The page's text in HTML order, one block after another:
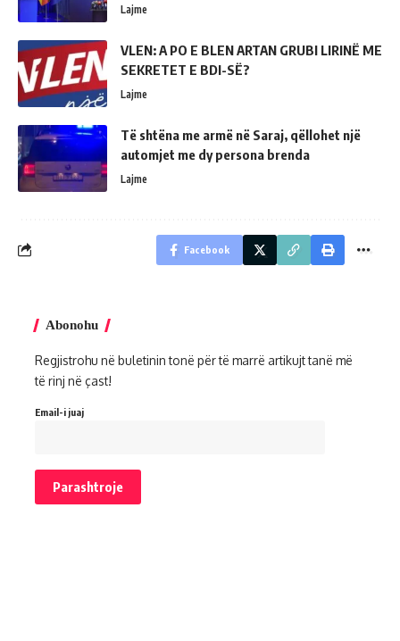
Lajme
VLEN: A PO E BLEN ARTAN GRUBI LIRINË ME
SEKRETET E BDI-SË?
Lajme
Të shtëna me armë në Saraj, qëllohet një
automjet me dy persona brenda
Lajme
Facebook
Abonohu
Regjistrohu në buletinin tonë për të marrë artikujt tanë më
të rinj në çast!
Email-i juaj